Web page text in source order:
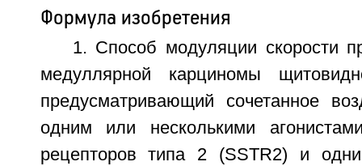
Формула изобретения
1. Способ модуляции скорости
медуллярной карциномы
предусматривающий сочетанное
одним или несколькими
рецепторов типа 2 (SSTR2) и